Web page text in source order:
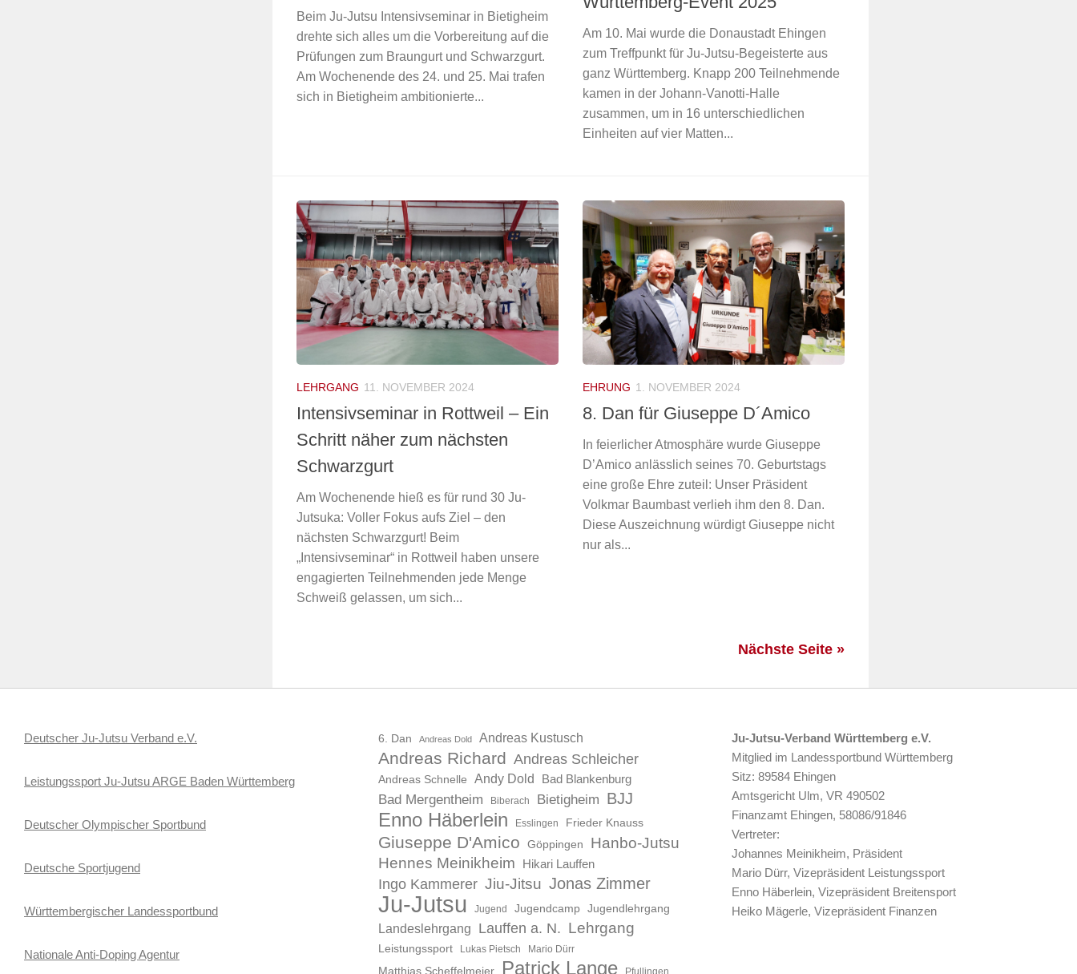
Beim Ju-Jutsu Intensivseminar in Bietigheim
drehte sich alles um die Vorbereitung auf die
Prüfungen zum Braungurt und Schwarzgurt.
Am Wochenende des 24. und 25. Mai trafen
sich in Bietigheim ambitionierte...
Am 10. Mai wurde die Donaustadt Ehingen
zum Treffpunkt für Ju-Jutsu-Begeisterte aus
ganz Württemberg. Knapp 200 Teilnehmende
kamen in der Johann-Vanotti-Halle
zusammen, um in 16 unterschiedlichen
Einheiten auf vier Matten...
LEHRGANG 11. NOVEMBER 2024
Intensivseminar in Rottweil – Ein
Schritt näher zum nächsten
Schwarzgurt
Am Wochenende hieß es für rund 30 Ju-
Jutsuka: Voller Fokus aufs Ziel – den
nächsten Schwarzgurt! Beim
„Intensivseminar“ in Rottweil haben unsere
engagierten Teilnehmenden jede Menge
Schweiß gelassen, um sich...
EHRUNG 1. NOVEMBER 2024
8. Dan für Giuseppe D´Amico
In feierlicher Atmosphäre wurde Giuseppe
D’Amico anlässlich seines 70. Geburtstags
eine große Ehre zuteil: Unser Präsident
Volkmar Baumbast verlieh ihm den 8. Dan.
Diese Auszeichnung würdigt Giuseppe nicht
nur als...
Nächste Seite »
Deutscher Ju-Jutsu Verband e.V.
Leistungssport Ju-Jutsu ARGE Baden Württemberg
Deutscher Olympischer Sportbund
Deutsche Sportjugend
Württembergischer Landessportbund
Nationale Anti-Doping Agentur
6. Dan Andreas Dold Andreas Kustusch
Andreas Richard Andreas Schleicher
Andreas Schnelle Andy Dold Bad Blankenburg
Bad Mergentheim Biberach Bietigheim BJJ
Enno Häberlein Esslingen Frieder Knauss
Giuseppe D'Amico Göppingen
Hanbo-Jutsu
Hennes Meinikheim
Hikari Lauffen
Ingo Kammerer Jiu-Jitsu Jonas Zimmer
Ju-Jutsu Jugend Jugendcamp Jugendlehrgang
Landeslehrgang Lauffen a. N. Lehrgang
Leistungssport Lukas Pietsch Mario Dürr
Matthias Scheffelmeier Patrick Lange Pfullingen
Ju-Jutsu-Verband Württemberg e.V.
Mitglied im Landessportbund Württemberg
Sitz: 89584 Ehingen
Amtsgericht Ulm, VR 490502
Finanzamt Ehingen, 58086/91846
Vertreter:
Johannes Meinikheim, Präsident
Mario Dürr, Vizepräsident Leistungssport
Enno Häberlein, Vizepräsident Breitensport
Heiko Mägerle, Vizepräsident Finanzen